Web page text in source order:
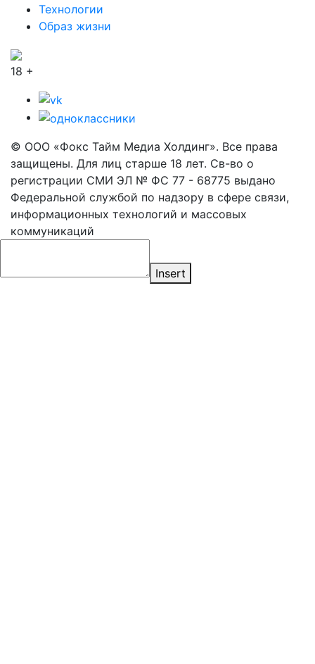
Технологии
Образ жизни
18 +
© ООО «Фокс Тайм Медиа Холдинг». Все права
защищены. Для лиц старше 18 лет. Св-во о
регистрации СМИ ЭЛ № ФС 77 - 68775 выдано
Федеральной службой по надзору в сфере связи,
информационных технологий и массовых
коммуникаций
Insert